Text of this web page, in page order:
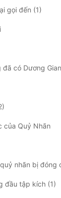
gọi đến (1)
có Dương Gian
của Quỷ Nhãn
nhãn bị đóng
đầu tập kích (1)